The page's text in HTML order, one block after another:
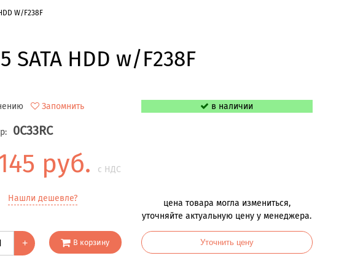
W/F238F
SATA HDD w/F238F
Запомнить
0C33RC
руб. с НДС
Нашли дешевле?
+ В корзину
в наличии
цена товара могла измениться,
уточняйте актуальную цену у менеджера.
Уточнить цену